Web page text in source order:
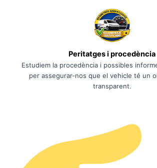
Peritatges i procedència
Estudiem la procedència i possibles
per assegurar-nos que el vehicle té un
transparent.